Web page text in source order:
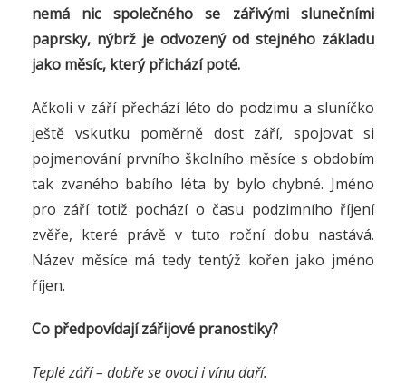
nemá nic společného se zářivými slunečními
paprsky, nýbrž je odvozený od stejného základu
jako měsíc, který přichází poté.
Ačkoli v září přechází léto do podzimu a sluníčko
ještě vskutku poměrně dost září, spojovat si
pojmenování prvního školního měsíce s obdobím
tak zvaného babího léta by bylo chybné. Jméno
pro září totiž pochází o času podzimního říjení
zvěře, které právě v tuto roční dobu nastává.
Název měsíce má tedy tentýž kořen jako jméno
říjen.
Co předpovídají zářijové pranostiky?
Teplé září – dobře se ovoci i vínu daří.